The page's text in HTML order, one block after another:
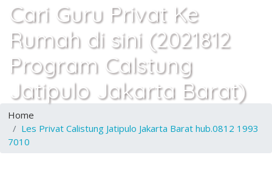
Cari Guru Privat Ke
Rumah di sini (2021812
Program Calstung
Jatipulo Jakarta Barat)
Home
Les Privat Calistung Jatipulo Jakarta Barat hub.0812 1993
7010